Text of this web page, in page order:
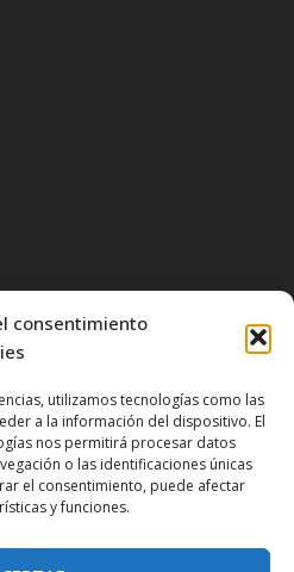
consentimiento
utilizamos tecnologías como las
a la información del dispositivo. El
nos permitirá procesar datos
o las identificaciones únicas
el consentimiento, puede afectar
y funciones.